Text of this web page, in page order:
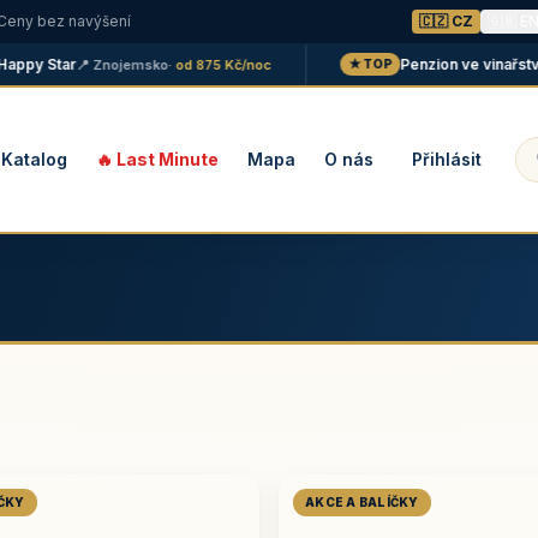
bez navýšení 🇨🇿 CZ
Star📍 Znojemsko· od 875 Kč/noc ★ TOP Penzion ve vinařství
Katalog 🔥 Last Minute Mapa O nás Přihlásit
AKCE A BALÍČKY